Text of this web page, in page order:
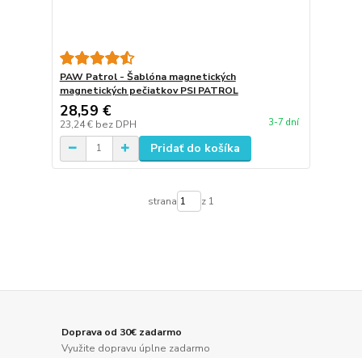
PAW Patrol - Šablóna magnetických
magnetických pečiatkov PSI PATROL
28,59 €
23,24 € bez DPH 3-7 dní
Pridať do košíka
strana z 1
Doprava od 30€ zadarmo
Využite dopravu úplne zadarmo